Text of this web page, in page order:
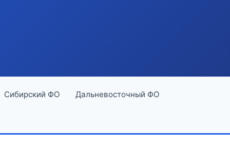
Сибирский ФО Дальневосточный ФО